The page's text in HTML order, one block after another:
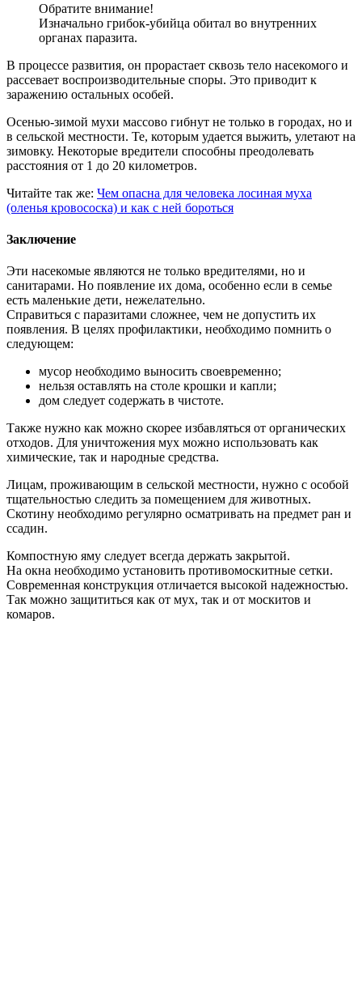
Обратите внимание!
Изначально грибок-убийца обитал во внутренних
органах паразита.
В процессе развития, он прорастает сквозь тело насекомого и
рассевает воспроизводительные споры. Это приводит к
заражению остальных особей.
Осенью-зимой мухи массово гибнут не только в городах, но и
в сельской местности. Те, которым удается выжить, улетают на
зимовку. Некоторые вредители способны преодолевать
расстояния от 1 до 20 километров.
Читайте так же: Чем опасна для человека лосиная муха
(оленья кровососка) и как с ней бороться
Заключение
Эти насекомые являются не только вредителями, но и
санитарами. Но появление их дома, особенно если в семье
есть маленькие дети, нежелательно.
Справиться с паразитами сложнее, чем не допустить их
появления. В целях профилактики, необходимо помнить о
следующем:
мусор необходимо выносить своевременно;
нельзя оставлять на столе крошки и капли;
дом следует содержать в чистоте.
Также нужно как можно скорее избавляться от органических
отходов. Для уничтожения мух можно использовать как
химические, так и народные средства.
Лицам, проживающим в сельской местности, нужно с особой
тщательностью следить за помещением для животных.
Скотину необходимо регулярно осматривать на предмет ран и
ссадин.
Компостную яму следует всегда держать закрытой.
На окна необходимо установить противомоскитные сетки.
Современная конструкция отличается высокой надежностью.
Так можно защититься как от мух, так и от москитов и
комаров.